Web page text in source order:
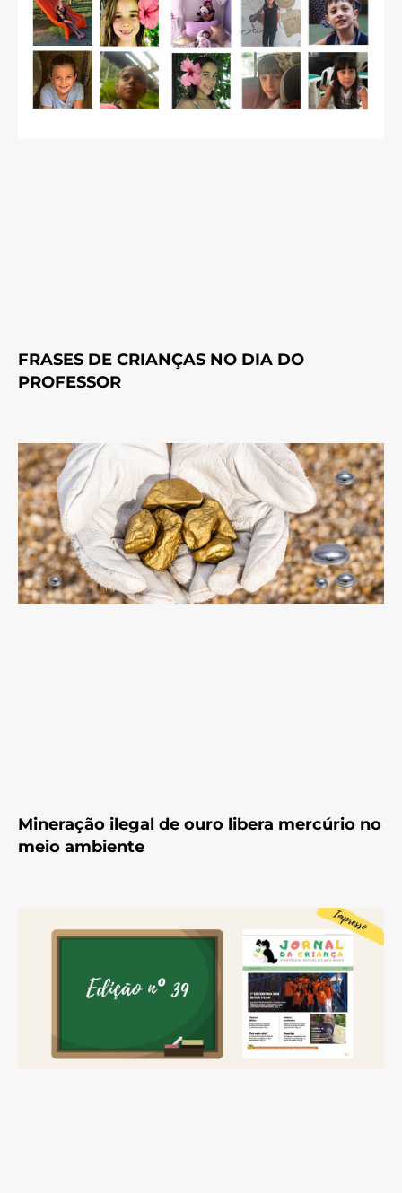
FRASES DE CRIANÇAS NO DIA DO
PROFESSOR
Mineração ilegal de ouro libera mercúrio no
meio ambiente